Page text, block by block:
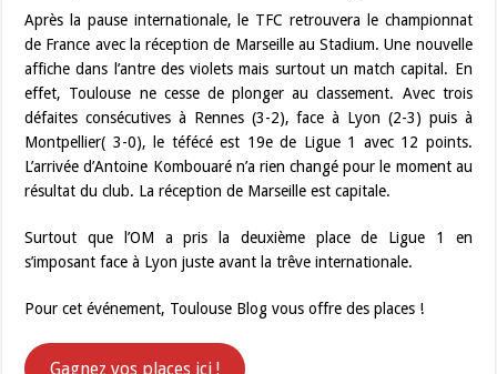
Après la pause internationale, le TFC retrouvera le championnat
de France avec la réception de Marseille au Stadium. Une nouvelle
affiche dans l’antre des violets mais surtout un match capital. En
effet, Toulouse ne cesse de plonger au classement. Avec trois
défaites consécutives à Rennes (3-2), face à Lyon (2-3) puis à
Montpellier( 3-0), le téfécé est 19e de Ligue 1 avec 12 points.
L’arrivée d’Antoine Kombouaré n’a rien changé pour le moment au
résultat du club. La réception de Marseille est capitale.
Surtout que l’OM a pris la deuxième place de Ligue 1 en
s’imposant face à Lyon juste avant la trêve internationale.
Pour cet événement, Toulouse Blog vous offre des places !
Gagnez vos places ici !